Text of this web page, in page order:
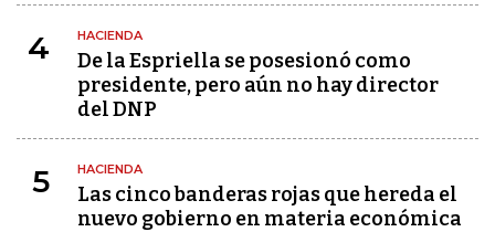
4 HACIENDA
De la Espriella se posesionó como
presidente, pero aún no hay director
del DNP
5 HACIENDA
Las cinco banderas rojas que hereda el
nuevo gobierno en materia económica